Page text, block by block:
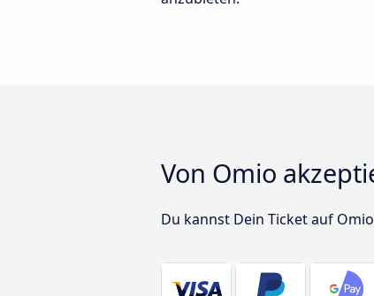
Von Omio
Du kannst Dein Ticket auf